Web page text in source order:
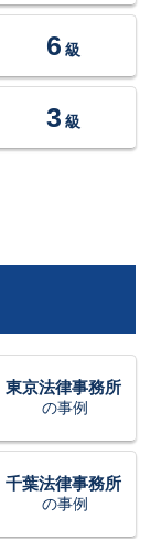
6 級
3 級
東京法律事務所
の事例
千葉法律事務所
の事例